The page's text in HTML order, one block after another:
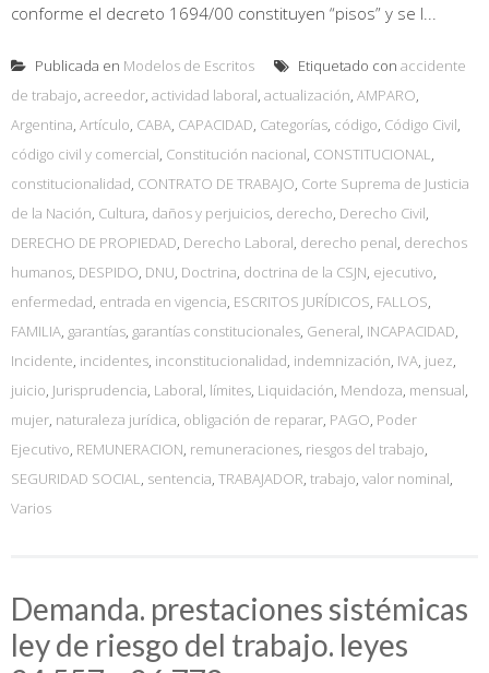
conforme el decreto 1694/00 constituyen “pisos” y se l...
Publicada en Modelos de Escritos Etiquetado con accidente
de trabajo, acreedor, actividad laboral, actualización, AMPARO,
Argentina, Artículo, CABA, CAPACIDAD, Categorías, código, Código Civil,
código civil y comercial, Constitución nacional, CONSTITUCIONAL,
constitucionalidad, CONTRATO DE TRABAJO, Corte Suprema de Justicia
de la Nación, Cultura, daños y perjuicios, derecho, Derecho Civil,
DERECHO DE PROPIEDAD, Derecho Laboral, derecho penal, derechos
humanos, DESPIDO, DNU, Doctrina, doctrina de la CSJN, ejecutivo,
enfermedad, entrada en vigencia, ESCRITOS JURÍDICOS, FALLOS,
FAMILIA, garantías, garantías constitucionales, General, INCAPACIDAD,
Incidente, incidentes, inconstitucionalidad, indemnización, IVA, juez,
juicio, Jurisprudencia, Laboral, límites, Liquidación, Mendoza, mensual,
mujer, naturaleza jurídica, obligación de reparar, PAGO, Poder
Ejecutivo, REMUNERACION, remuneraciones, riesgos del trabajo,
SEGURIDAD SOCIAL, sentencia, TRABAJADOR, trabajo, valor nominal,
Varios
Demanda. prestaciones sistémicas
ley de riesgo del trabajo. leyes